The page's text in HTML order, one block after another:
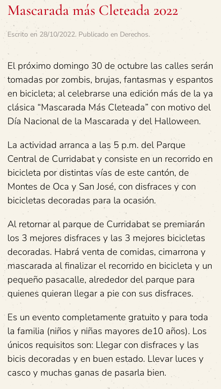
Mascarada más Cleteada 2022
Escrito en 28/10/2022. Publicado en Derechos.
El próximo domingo 30 de octubre las calles serán
tomadas por zombis, brujas, fantasmas y espantos
en bicicleta; al celebrarse una edición más de la ya
clásica “Mascarada Más Cleteada” con motivo del
Día Nacional de la Mascarada y del Halloween.
La actividad arranca a las 5 p.m. del Parque
Central de Curridabat y consiste en un recorrido en
bicicleta por distintas vías de este cantón, de
Montes de Oca y San José, con disfraces y con
bicicletas decoradas para la ocasión.
Al retornar al parque de Curridabat se premiarán
los 3 mejores disfraces y las 3 mejores bicicletas
decoradas. Habrá venta de comidas, cimarrona y
mascarada al finalizar el recorrido en bicicleta y un
pequeño pasacalle, alrededor del parque para
quienes quieran llegar a pie con sus disfraces.
Es un evento completamente gratuito y para toda
la familia (niños y niñas mayores de10 años). Los
únicos requisitos son: Llegar con disfraces y las
bicis decoradas y en buen estado. Llevar luces y
casco y muchas ganas de pasarla bien.